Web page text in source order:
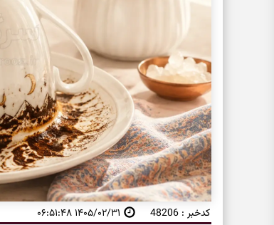
کدخبر : 48206 ۱۴۰۵/۰۲/۳۱ ۰۶:۵۱:۴۸